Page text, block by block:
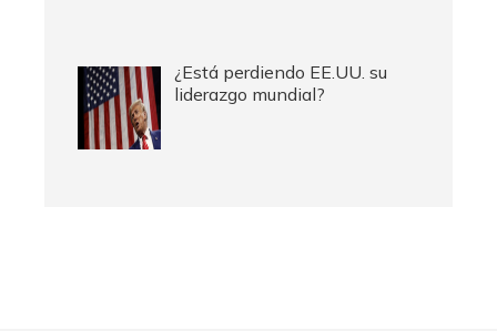
¿Está perdiendo EE.UU. su
liderazgo mundial?